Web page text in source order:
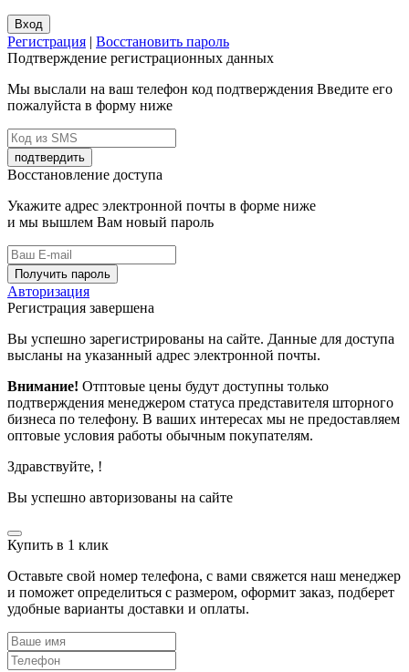
Вход
Регистрация | Восстановить пароль
Подтверждение регистрационных данных
Мы выслали на ваш телефон код подтверждения Введите его
пожалуйста в форму ниже
подтвердить
Восстановление доступа
Укажите адрес электронной почты в форме ниже
и мы вышлем Вам новый пароль
Получить пароль
Авторизация
Регистрация завершена
Вы успешно зарегистрированы на сайте. Данные для доступа
высланы на указанный адрес электронной почты.
Внимание! Отптовые цены будут доступны только
подтверждения менеджером статуса представителя шторного
бизнеса по телефону. В ваших интересах мы не предоставляем
оптовые условия работы обычным покупателям.
Здравствуйте, !
Вы успешно авторизованы на сайте
Купить в 1 клик
Оставьте свой номер телефона, с вами свяжется наш менеджер
и поможет определиться с размером, оформит заказ, подберет
удобные варианты доставки и оплаты.